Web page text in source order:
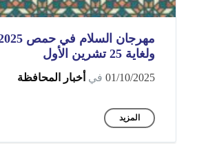
ولغاية 25 تشرين الأول
01/10/2025 في أخبار المحافظة
المزيد